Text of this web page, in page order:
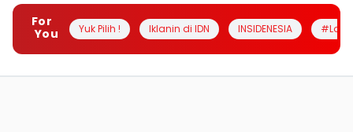
For
You
Yuk Pilih ! Iklanin di IDN INSIDENESIA